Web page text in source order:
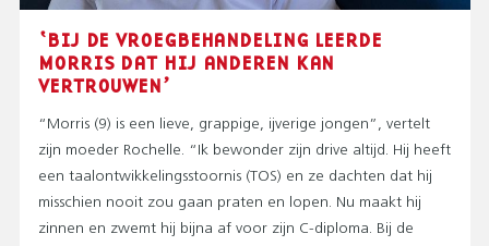
‘BIJ DE VROEGBEHANDELING LEERDE
MORRIS DAT HIJ ANDEREN KAN
VERTROUWEN’
“Morris (9) is een lieve, grappige, ijverige jongen”, vertelt
zijn moeder Rochelle. “Ik bewonder zijn drive altijd. Hij heeft
een taalontwikkelingsstoornis (TOS) en ze dachten dat hij
misschien nooit zou gaan praten en lopen. Nu maakt hij
zinnen en zwemt hij bijna af voor zijn C-diploma. Bij de